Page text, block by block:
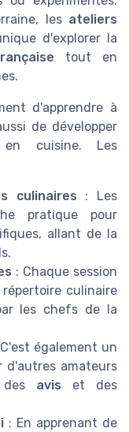
les ateliers
d'explorer la
tout en
d'apprendre à
de développer
en cuisine. Les
culinaires : Les
pratique pour
allant de la
: Chaque session
culinaire
les chefs de la
également un
d'autres amateurs
avis et des
: En apprenant de